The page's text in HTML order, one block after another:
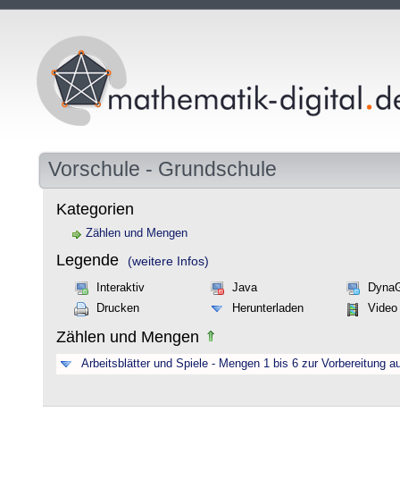
Vorschule - Grundschule
Kategorien
Zählen und Mengen
Legende (weitere Infos)
Interaktiv Java
Drucken
Herunterladen Video
Zählen und Mengen
Arbeitsblätter und Spiele - Mengen 1 bis 6 zur Vorbereitung